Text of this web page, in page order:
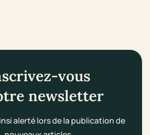
vous
newsletter
alerté lors de la publication de